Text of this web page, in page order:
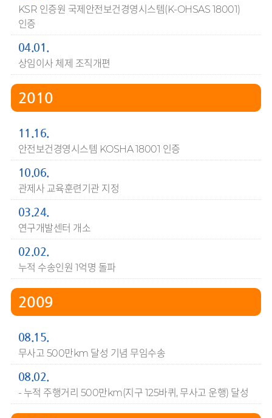
KSR 인증원 국제안전보건경영시스템(K-OHSAS 18001)
인증
04.01.
상임이사 체제 조직개편
2010
11.16.
안전보건경영시스템 KOSHA 18001 인증
10.06.
관제사 교육훈련기관 지정
03.24.
연구개발센터 개소
02.02.
누적 수송인원 1억명 돌파
2009
08.15.
무사고 500만km 달성 기념 무임수송
08.02.
- 누적 주행거리 500만km(지구 125바퀴, 무사고 운행) 달성